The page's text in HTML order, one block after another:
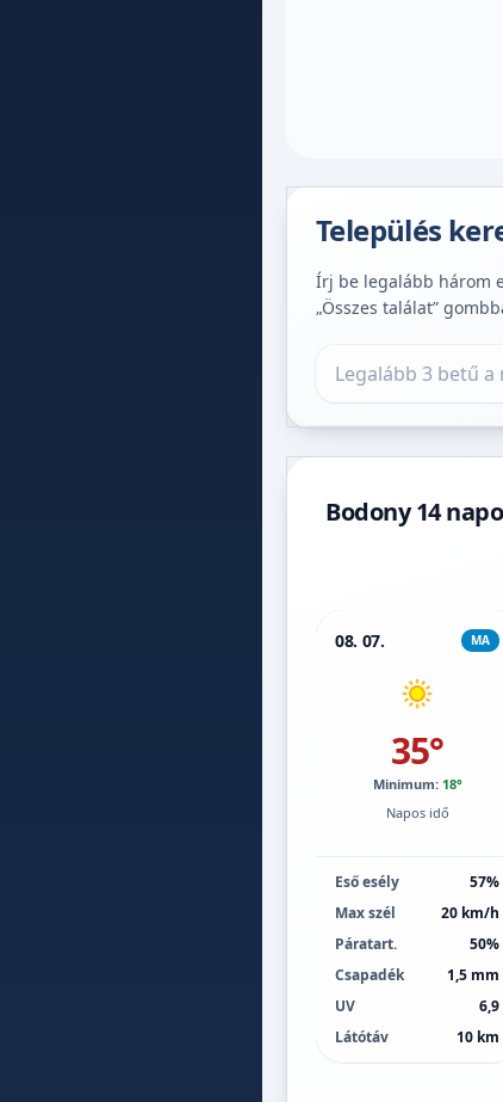
Település
Írj be legalább három
„Összes találat”
Bodony 14
08. 07. MA
35°
Minimum: 18°
Napos idő
Eső esély
57%
Max szél
20 km/h
Páratart.
50%
Csapadék
1,5 mm
UV
6,9
Látótáv
10 km